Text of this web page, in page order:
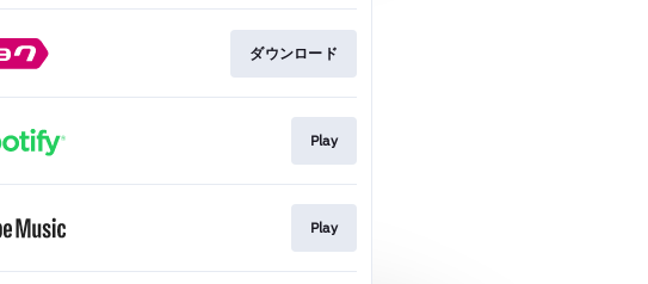
ダウンロード
Play
Play